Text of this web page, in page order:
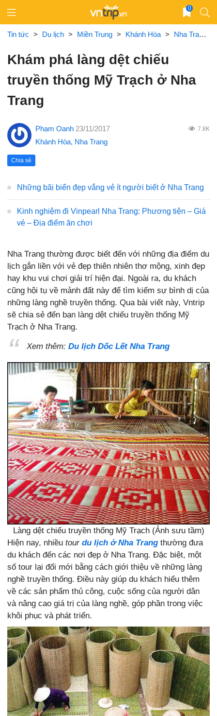
content
0
Tin tức > Du lịch > Miền Trung > Khánh Hòa > Nha Trang
Khám phá làng dệt chiếu
truyền thống Mỹ Trạch ở Nha
Trang
Phạm Oanh 23/11/2017 7.8K
Khánh Hòa, Nha Trang
Chia sẻ
Những bãi biển đẹp vắng vẻ ít người biết ở Nha Trang
Kinh nghiệm đi Vinpearl Nha Trang: Phương tiện – Giá
vé – Địa điểm ăn chơi
Nha Trang thường được biết đến với những địa điểm du
lịch gắn liền với vẻ đẹp thiên nhiên thơ mộng, xinh đẹp
hay khu vui chơi giải trí hiện đại. Ngoài ra, du khách
cũng hội tụ về mảnh đất này để tìm kiếm sự bình dị của
những làng nghề truyền thống. Qua bài viết này, Vntrip
sẽ chia sẻ đến bạn làng dệt chiếu truyền thống Mỹ
Trạch ở Nha Trang.
Xem thêm: Du lịch Dốc Lết Nha Trang
Làng dệt chiếu truyền thống Mỹ Trạch (Ảnh sưu tầm)
Hiện nay, nhiều tour du lịch ở Nha Trang thường đưa
du khách đến các nơi đẹp ở Nha Trang. Đặc biệt, một
số tour lại đổi mới bằng cách giới thiệu về những làng
nghề truyền thống. Điều này giúp du khách hiểu thêm
về các sản phẩm thủ công, cuộc sống của người dân
và nâng cao giá trị của làng nghề, góp phần trong việc
khôi phục và phát triển.